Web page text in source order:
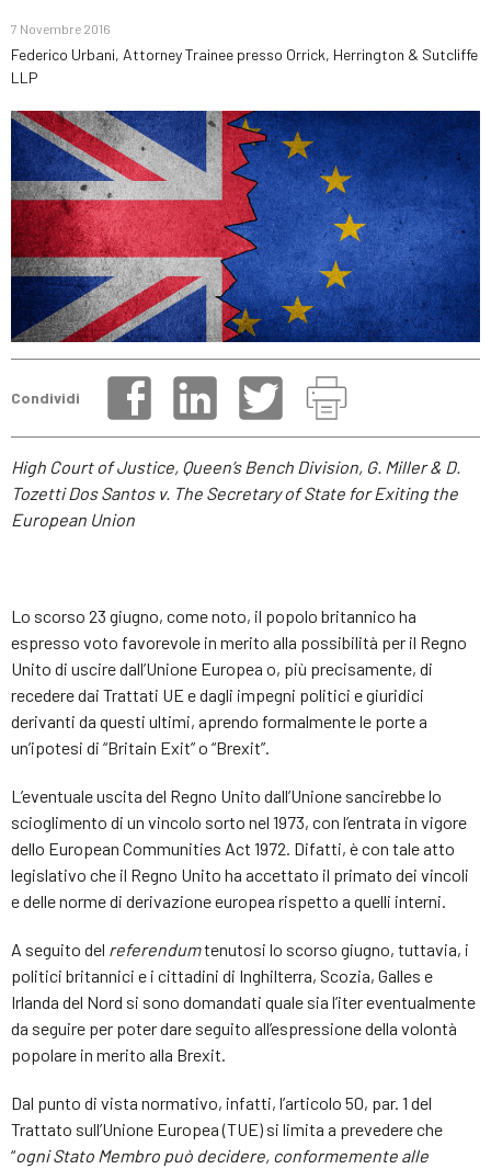
7 Novembre 2016
Federico Urbani, Attorney Trainee presso Orrick, Herrington & Sutcliffe
LLP
Condividi
High Court of Justice, Queen’s Bench Division, G. Miller & D.
Tozetti Dos Santos v. The Secretary of State for Exiting the
European Union
Lo scorso 23 giugno, come noto, il popolo britannico ha
espresso voto favorevole in merito alla possibilità per il Regno
Unito di uscire dall’Unione Europea o, più precisamente, di
recedere dai Trattati UE e dagli impegni politici e giuridici
derivanti da questi ultimi, aprendo formalmente le porte a
un’ipotesi di “Britain Exit” o “Brexit”.
L’eventuale uscita del Regno Unito dall’Unione sancirebbe lo
scioglimento di un vincolo sorto nel 1973, con l’entrata in vigore
dello European Communities Act 1972. Difatti, è con tale atto
legislativo che il Regno Unito ha accettato il primato dei vincoli
e delle norme di derivazione europea rispetto a quelli interni.
A seguito del referendumtenutosi lo scorso giugno, tuttavia, i
politici britannici e i cittadini di Inghilterra, Scozia, Galles e
Irlanda del Nord si sono domandati quale sia l’iter eventualmente
da seguire per poter dare seguito all’espressione della volontà
popolare in merito alla Brexit.
Dal punto di vista normativo, infatti, l’articolo 50, par. 1 del
Trattato sull’Unione Europea (TUE) si limita a prevedere che
“ogni Stato Membro può decidere, conformemente alle